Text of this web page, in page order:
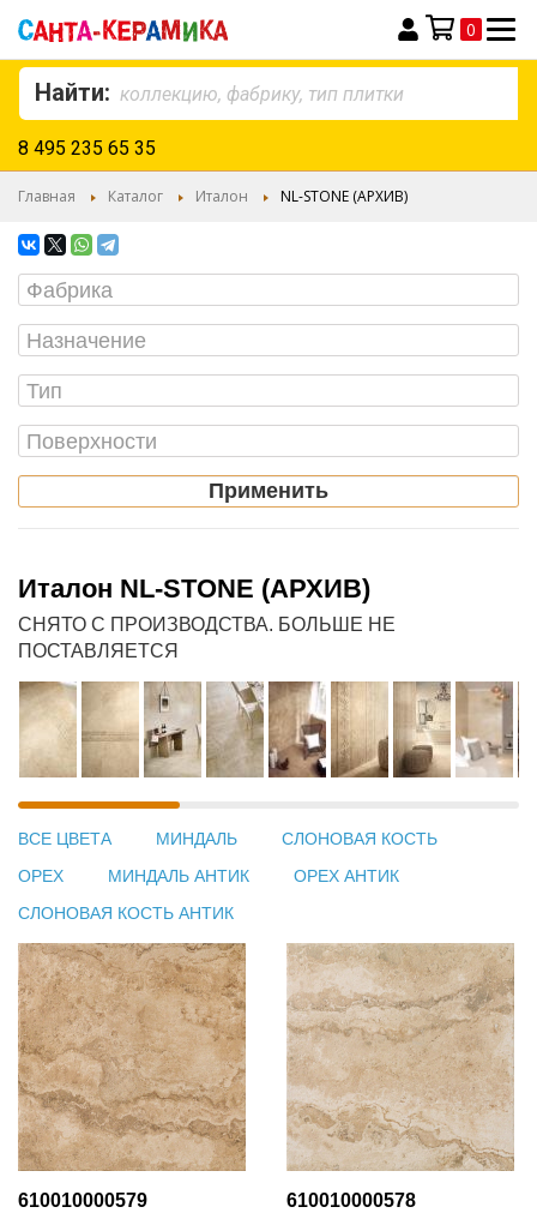
Моя корзина
0
Найти:
8 495 235 65 35
Главная Каталог Италон NL-STONE (АРХИВ)
Применить
Италон NL-STONE (АРХИВ)
СНЯТО С ПРОИЗВОДСТВА. БОЛЬШЕ НЕ
ПОСТАВЛЯЕТСЯ
ВСЕ ЦВЕТА МИНДАЛЬ
СЛОНОВАЯ КОСТЬ
ОРЕХ
МИНДАЛЬ АНТИК
ОРЕХ АНТИК
СЛОНОВАЯ КОСТЬ АНТИК
610010000579
610010000578